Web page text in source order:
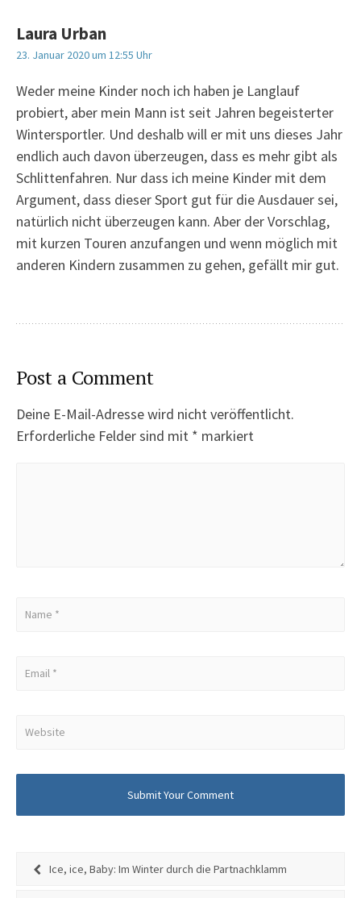
Laura Urban
23. Januar 2020 um 12:55 Uhr
Weder meine Kinder noch ich haben je Langlauf
probiert, aber mein Mann ist seit Jahren begeisterter
Wintersportler. Und deshalb will er mit uns dieses Jahr
endlich auch davon überzeugen, dass es mehr gibt als
Schlittenfahren. Nur dass ich meine Kinder mit dem
Argument, dass dieser Sport gut für die Ausdauer sei,
natürlich nicht überzeugen kann. Aber der Vorschlag,
mit kurzen Touren anzufangen und wenn möglich mit
anderen Kindern zusammen zu gehen, gefällt mir gut.
Post a Comment
Deine E-Mail-Adresse wird nicht veröffentlicht.
Erforderliche Felder sind mit * markiert
Ice, ice, Baby: Im Winter durch die Partnachklamm